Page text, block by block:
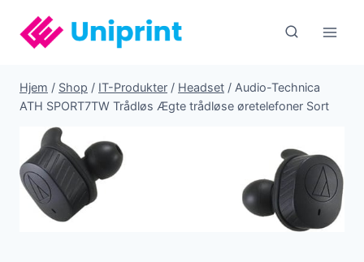
indhold
Hjem / Shop / IT-Produkter / Headset / Audio-Technica
ATH SPORT7TW Trådløs Ægte trådløse øretelefoner Sort